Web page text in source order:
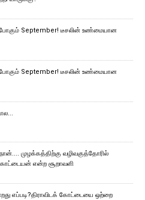
September! டீசலின் உண்மையான
September! டீசலின் உண்மையான
முழக்கத்திற்கு வழிவகுத்தோரில்
என்ற சூறாவளி
எப்படி?திராவிடக் கோட்டையை ஒற்றை